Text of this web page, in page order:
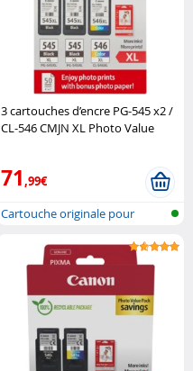
3 cartouches d’encre PG-545 x2 /
CL-546 CMJN XL Photo Value
71,99€
Cartouche originale pour